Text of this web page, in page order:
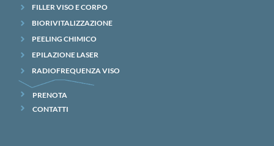
FILLER VISO E CORPO
BIORIVITALIZZAZIONE
PEELING CHIMICO
EPILAZIONE LASER
RADIOFREQUENZA VISO
PRENOTA
CONTATTI